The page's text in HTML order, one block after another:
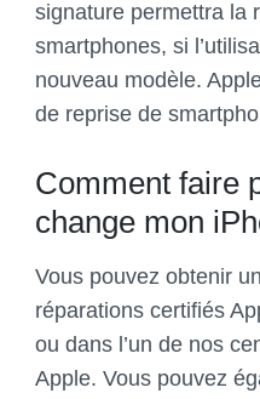
signature permettra la
smartphones, si
nouveau modèle.
de reprise de
Comment faire
change mon
Vous pouvez obtenir
réparations certifiés
ou dans l’un de nos
Apple. Vous pouvez